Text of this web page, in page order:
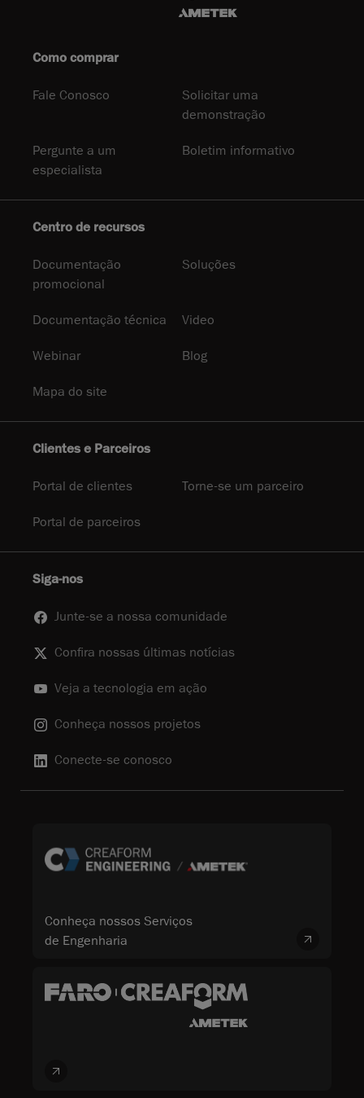
Como comprar
Fale Conosco
Solicitar uma
demonstração
Pergunte a um
especialista
Boletim informativo
Centro de recursos
Documentação
promocional
Soluções
Documentação técnica Video
Webinar Blog
Mapa do site
Clientes e Parceiros
Portal de clientes Torne-se um parceiro
Portal de parceiros
Siga-nos
Junte-se a nossa comunidade
Confira nossas últimas notícias
Veja a tecnologia em ação
Conheça nossos projetos
Conecte-se conosco
Conheça nossos Serviços
de Engenharia